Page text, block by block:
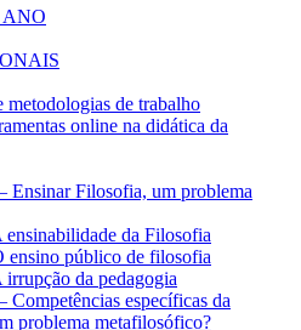
ANO
metodologias de trabalho
online na didática da
Ensinar Filosofia, um problema
ensinabilidade da Filosofia
ensino público de filosofia
irrupção da pedagogia
Competências específicas da
problema metafilosófico?